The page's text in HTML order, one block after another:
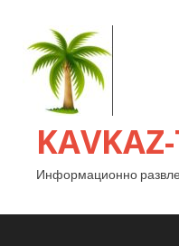
Информационно